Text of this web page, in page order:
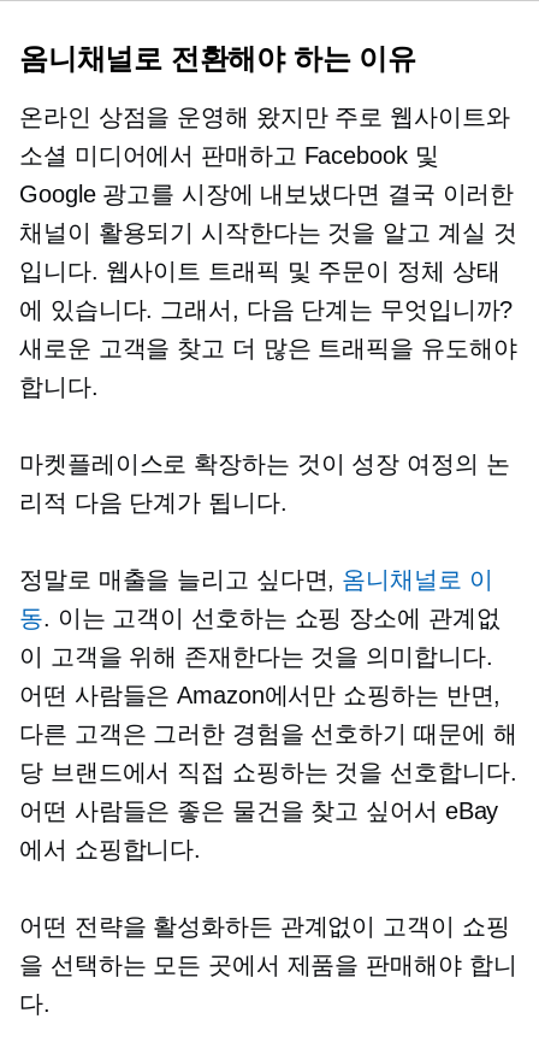
옴니채널로 전환해야 하는 이유
온라인 상점을 운영해 왔지만 주로 웹사이트와
소셜 미디어에서 판매하고 Facebook 및
Google 광고를 시장에 내보냈다면 결국 이러한
채널이 활용되기 시작한다는 것을 알고 계실 것
입니다. 웹사이트 트래픽 및 주문이 정체 상태
에 있습니다. 그래서, 다음 단계는 무엇입니까?
새로운 고객을 찾고 더 많은 트래픽을 유도해야
합니다.
마켓플레이스로 확장하는 것이 성장 여정의 논
리적 다음 단계가 됩니다.
정말로 매출을 늘리고 싶다면, 옴니채널로 이
동. 이는 고객이 선호하는 쇼핑 장소에 관계없
이 고객을 위해 존재한다는 것을 의미합니다.
어떤 사람들은 Amazon에서만 쇼핑하는 반면,
다른 고객은 그러한 경험을 선호하기 때문에 해
당 브랜드에서 직접 쇼핑하는 것을 선호합니다.
어떤 사람들은 좋은 물건을 찾고 싶어서 eBay
에서 쇼핑합니다.
어떤 전략을 활성화하든 관계없이 고객이 쇼핑
을 선택하는 모든 곳에서 제품을 판매해야 합니
다.